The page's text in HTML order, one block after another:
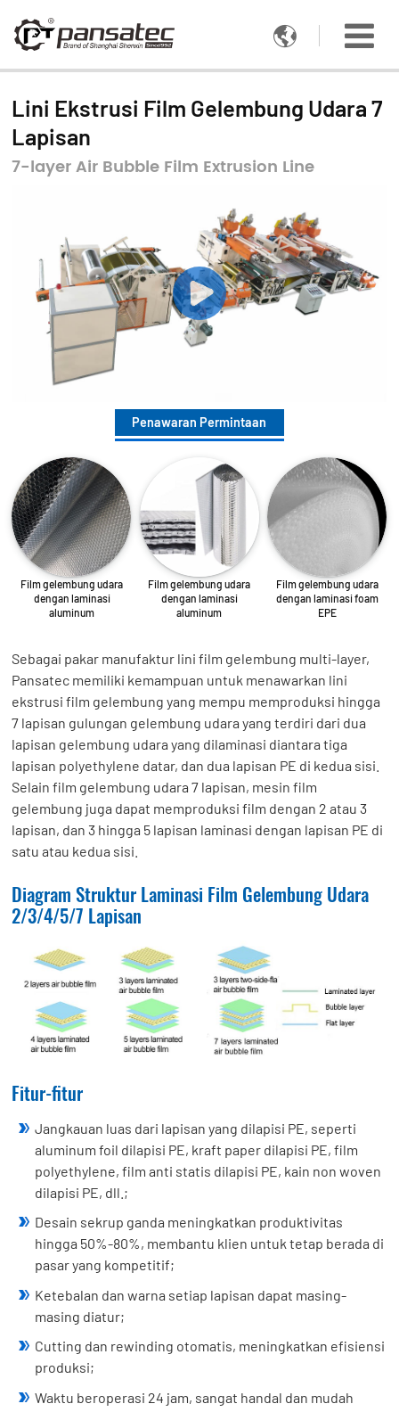

Lini Ekstrusi Film Gelembung Udara 7
Lapisan
7-layer Air Bubble Film Extrusion Line
Penawaran Permintaan
Film gelembung udara
dengan laminasi
aluminum
Film gelembung udara
dengan laminasi
aluminum
Film gelembung udara
dengan laminasi foam
EPE
Sebagai pakar manufaktur lini film gelembung multi-layer,
Pansatec memiliki kemampuan untuk menawarkan lini
ekstrusi film gelembung yang mempu memproduksi hingga
7 lapisan gulungan gelembung udara yang terdiri dari dua
lapisan gelembung udara yang dilaminasi diantara tiga
lapisan polyethylene datar, dan dua lapisan PE di kedua sisi.
Selain film gelembung udara 7 lapisan, mesin film
gelembung juga dapat memproduksi film dengan 2 atau 3
lapisan, dan 3 hingga 5 lapisan laminasi dengan lapisan PE di
satu atau kedua sisi.
Diagram Struktur Laminasi Film Gelembung Udara
2/3/4/5/7 Lapisan
Fitur-fitur
Jangkauan luas dari lapisan yang dilapisi PE, seperti
aluminum foil dilapisi PE, kraft paper dilapisi PE, film
polyethylene, film anti statis dilapisi PE, kain non woven
dilapisi PE, dll.;
Desain sekrup ganda meningkatkan produktivitas
hingga 50%-80%, membantu klien untuk tetap berada di
pasar yang kompetitif;
Ketebalan dan warna setiap lapisan dapat masing-
masing diatur;
Cutting dan rewinding otomatis, meningkatkan efisiensi
produksi;
Waktu beroperasi 24 jam, sangat handal dan mudah